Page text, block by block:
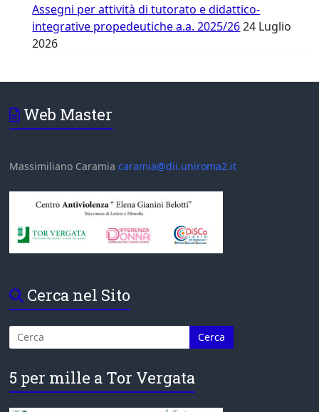
Assegni per attività di tutorato e didattico-
integrative propedeutiche a.a. 2025/26 24 Luglio
2026
Web Master
Massimiliano Caramiacaramia@dii.uniroma2.it
Cerca nel Sito
5 per mille a Tor Vergata